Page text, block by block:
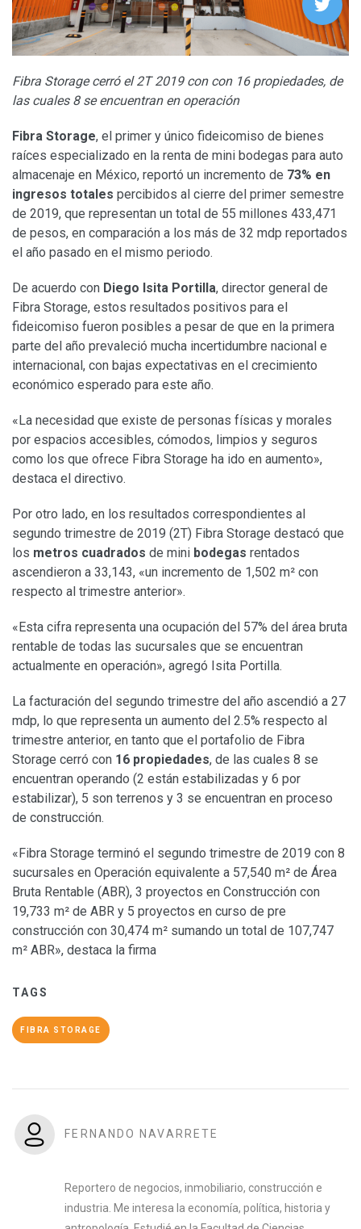
Fibra Storage cerró el 2T 2019 con con 16 propiedades, de
las cuales 8 se encuentran en operación
Fibra Storage, el primer y único fideicomiso de bienes
raíces especializado en la renta de mini bodegas para auto
almacenaje en México, reportó un incremento de 73% en
ingresos totales percibidos al cierre del primer semestre
de 2019, que representan un total de 55 millones 433,471
de pesos, en comparación a los más de 32 mdp reportados
el año pasado en el mismo periodo.
De acuerdo con Diego Isita Portilla, director general de
Fibra Storage, estos resultados positivos para el
fideicomiso fueron posibles a pesar de que en la primera
parte del año prevaleció mucha incertidumbre nacional e
internacional, con bajas expectativas en el crecimiento
económico esperado para este año.
«La necesidad que existe de personas físicas y morales
por espacios accesibles, cómodos, limpios y seguros
como los que ofrece Fibra Storage ha ido en aumento»,
destaca el directivo.
Por otro lado, en los resultados correspondientes al
segundo trimestre de 2019 (2T) Fibra Storage destacó que
los metros cuadrados de mini bodegas rentados
ascendieron a 33,143, «un incremento de 1,502 m² con
respecto al trimestre anterior».
«Esta cifra representa una ocupación del 57% del área bruta
rentable de todas las sucursales que se encuentran
actualmente en operación», agregó Isita Portilla.
La facturación del segundo trimestre del año ascendió a 27
mdp, lo que representa un aumento del 2.5% respecto al
trimestre anterior, en tanto que el portafolio de Fibra
Storage cerró con 16 propiedades, de las cuales 8 se
encuentran operando (2 están estabilizadas y 6 por
estabilizar), 5 son terrenos y 3 se encuentran en proceso
de construcción.
«Fibra Storage terminó el segundo trimestre de 2019 con 8
sucursales en Operación equivalente a 57,540 m² de Área
Bruta Rentable (ABR), 3 proyectos en Construcción con
19,733 m² de ABR y 5 proyectos en curso de pre
construcción con 30,474 m² sumando un total de 107,747
m² ABR», destaca la firma
TAGS
FIBRA STORAGE
FERNANDO NAVARRETE
Reportero de negocios, inmobiliario, construcción e
industria. Me interesa la economía, política, historia y